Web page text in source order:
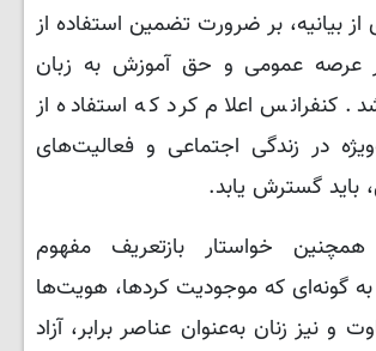
بیانیه، بر ضرورت تضمین استفاده از
عرصه عمومی و حق آموزش به زبان
کنفرانس اعلام کرد که استفاده از
در زندگی اجتماعی و فعالیت‌های
باید گسترش یابد.
همچنین خواستار بازتعریف مفهوم
گونه‌ای که موجودیت کردها، هویت‌ها
و نیز زنان به‌عنوان عناصر برابر، آزاد